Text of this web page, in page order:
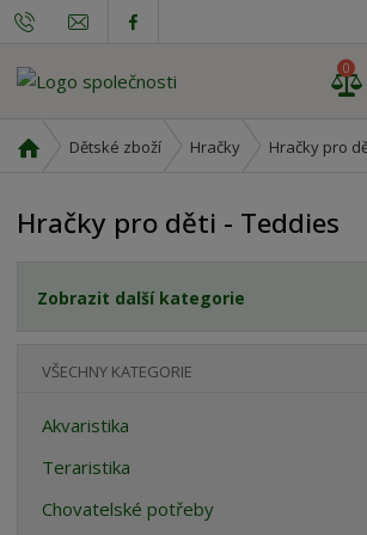
0
v
d
s
a
a
Dětské zboží Hračky Hračky pro
Hračky pro děti - Teddies
Zobrazit další kategorie
VŠECHNY KATEGORIE
Akvaristika
Teraristika
Chovatelské potřeby